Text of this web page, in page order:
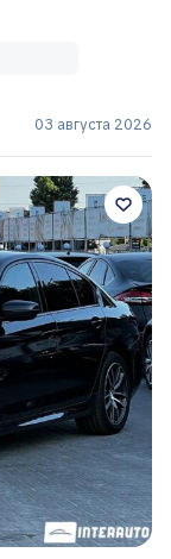
03 августа 2026